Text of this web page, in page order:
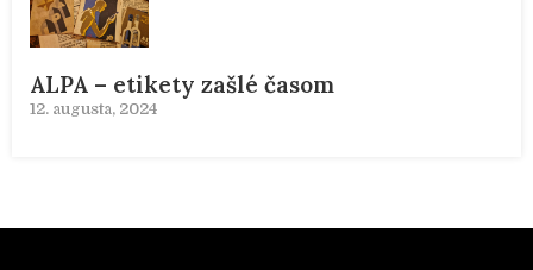
ALPA – etikety zašlé časom
12. augusta, 2024